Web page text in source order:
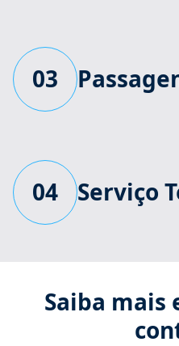
03
04 Serviço
Saiba mais